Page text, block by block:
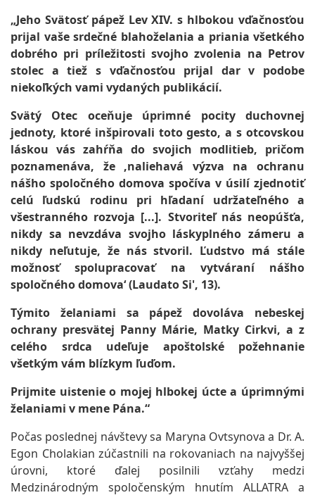
„Jeho Svätosť pápež Lev XIV. s hlbokou vďačnosťou
prijal vaše srdečné blahoželania a priania všetkého
dobrého pri príležitosti svojho zvolenia na Petrov
stolec a tiež s vďačnosťou prijal dar v podobe
niekoľkých vami vydaných publikácií.
Svätý Otec oceňuje úprimné pocity duchovnej
jednoty, ktoré inšpirovali toto gesto, a s otcovskou
láskou vás zahŕňa do svojich modlitieb, pričom
poznamenáva, že ‚naliehavá výzva na ochranu
nášho spoločného domova spočíva v úsilí zjednotiť
celú ľudskú rodinu pri hľadaní udržateľného a
všestranného rozvoja [...]. Stvoriteľ nás neopúšťa,
nikdy sa nevzdáva svojho láskyplného zámeru a
nikdy neľutuje, že nás stvoril. Ľudstvo má stále
možnosť spolupracovať na vytváraní nášho
spoločného domova‘ (Laudato Si', 13).
Týmito želaniami sa pápež dovoláva nebeskej
ochrany presvätej Panny Márie, Matky Cirkvi, a z
celého srdca udeľuje apoštolské požehnanie
všetkým vám blízkym ľuďom.
Prijmite uistenie o mojej hlbokej úcte a úprimnými
želaniami v mene Pána.“
Počas poslednej návštevy sa Maryna Ovtsynova a Dr. A.
Egon Cholakian zúčastnili na rokovaniach na najvyššej
úrovni, ktoré ďalej posilnili vzťahy medzi
Medzinárodným spoločenským hnutím ALLATRA a